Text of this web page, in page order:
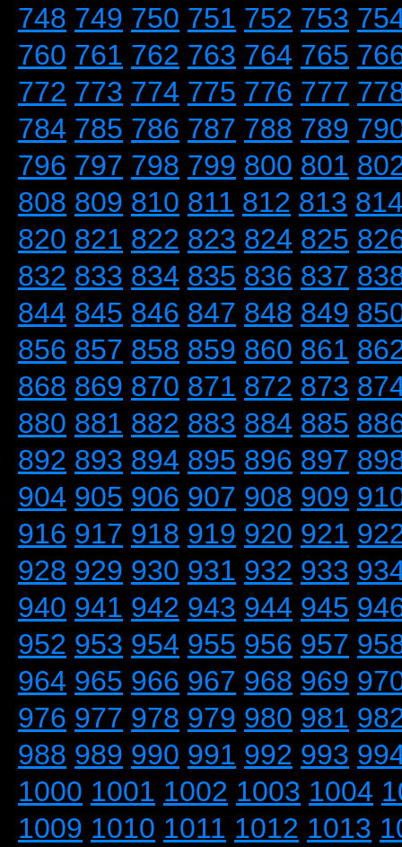
748 749 750 751 752 753
760 761 762 763 764 765
772 773 774 775 776 777
784 785 786 787 788 789
796 797 798 799 800 801
808 809 810 811 812 813
820 821 822 823 824 825
832 833 834 835 836 837
844 845 846 847 848 849
856 857 858 859 860 861
868 869 870 871 872 873
880 881 882 883 884 885
892 893 894 895 896 897
904 905 906 907 908 909
916 917 918 919 920 921
928 929 930 931 932 933
940 941 942 943 944 945
952 953 954 955 956 957
964 965 966 967 968 969
976 977 978 979 980 981
988 989 990 991 992 993
1000 1001 1002 1003 1004
1009 1010 1011 1012 1013